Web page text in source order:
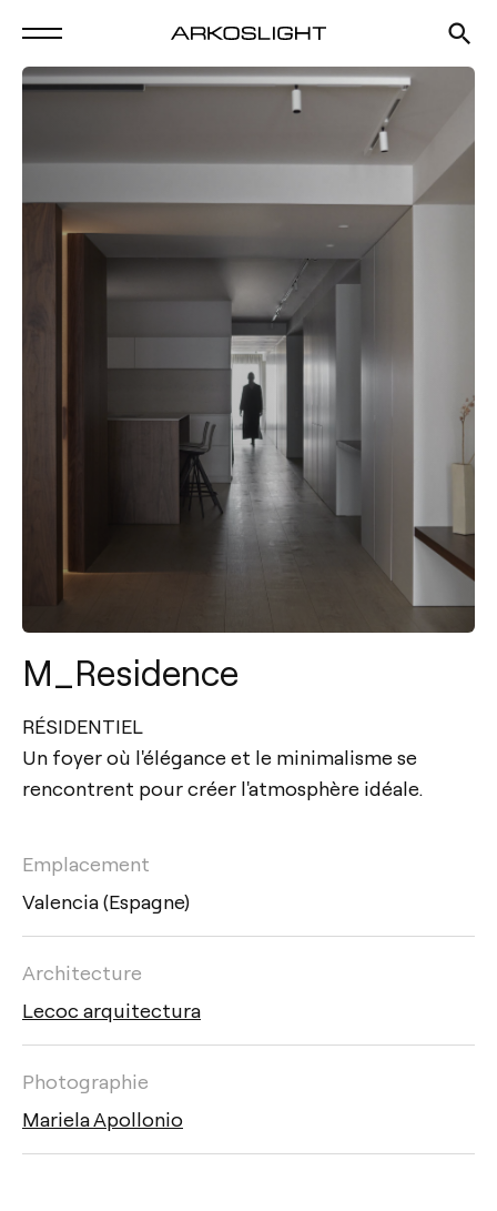
M_Residence
RÉSIDENTIEL
Un foyer où l'élégance et le minimalisme se
rencontrent pour créer l'atmosphère idéale.
Emplacement
Valencia (Espagne)
Architecture
Lecoc arquitectura
Photographie
Mariela Apollonio